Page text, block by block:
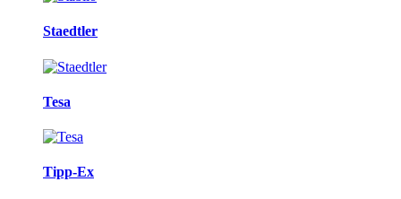
Staedtler
Tesa
Tipp-Ex